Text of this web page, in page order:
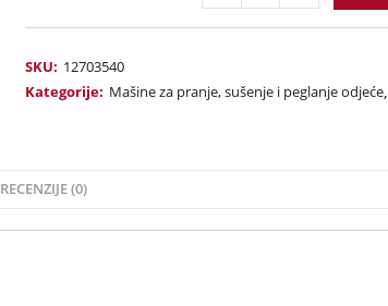
SKU: 12703540
Kategorije: Mašine za pranje, sušenje i peglanje odjeće,
RECENZIJE (0)